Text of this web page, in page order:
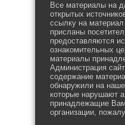
Все материалы на
открытых
ссылку на
присланы
предоставляются
ознакомительных
материалы
Администрация
содержание
обнаружили на
которые нарушают
принадлежащие
организации,